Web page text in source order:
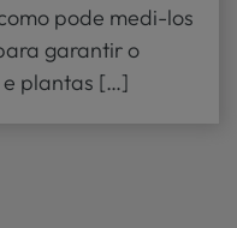
pode medi-los
garantir o
e plantas […]